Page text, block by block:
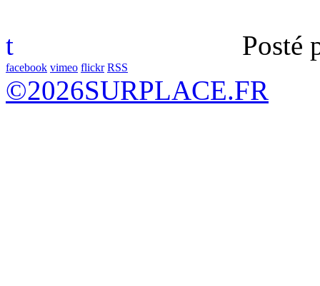
t Posté
facebook vimeo flickr RSS
©2026SURPLACE.FR